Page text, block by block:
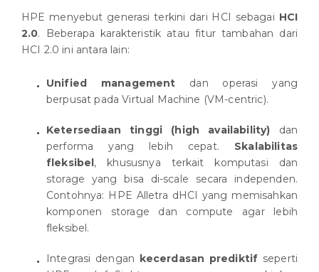
HPE menyebut generasi terkini dari HCI sebagai HCI
2.0. Beberapa karakteristik atau fitur tambahan dari
HCI 2.0 ini antara lain:
Unified management dan operasi yang
berpusat pada Virtual Machine (VM-centric).
Ketersediaan tinggi (high availability) dan
performa yang lebih cepat. Skalabilitas
fleksibel, khususnya terkait komputasi dan
storage yang bisa di-scale secara independen.
Contohnya: HPE Alletra dHCI yang memisahkan
komponen storage dan compute agar lebih
fleksibel.
Integrasi dengan kecerdasan prediktif seperti